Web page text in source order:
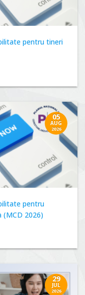
pentru tineri
05
AUG
2026
pentru
(MCD 2026)
29
JUL
2026